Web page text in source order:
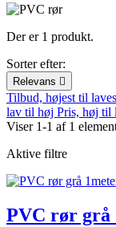
Der er 1 produkt.
Sorter efter:
Relevans 
Tilbud, højest til
lav til høj Pris, høj til
Viser 1-1 af 1
Aktive filtre
PVC rør grå